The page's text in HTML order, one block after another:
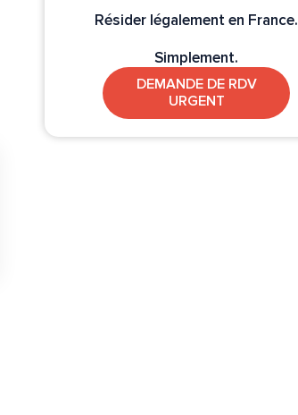
Résider légalement en France.
Simplement.
DEMANDE DE RDV
URGENT